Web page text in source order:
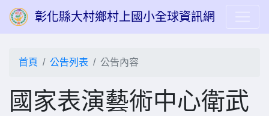
彰化縣大村鄉村上國小全球資訊網
首頁 公告列表 公告內容
國家表演藝術中心衛武